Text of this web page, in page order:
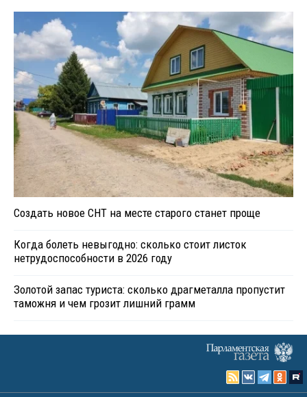
Создать новое СНТ на месте старого станет проще
Когда болеть невыгодно: сколько стоит листок
нетрудоспособности в 2026 году
Золотой запас туриста: сколько драгметалла пропустит
таможня и чем грозит лишний грамм